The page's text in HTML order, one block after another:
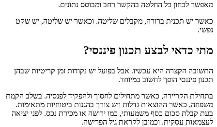
מאפשר לבחון כל החלטה בהקשר רחב ומבוסס נתונים.
כאשר יש תכנית ברורה, מקבלים שליטה. וכאשר יש שליטה, יש שקט
נפשי.
מתי כדאי לבצע תכנון פיננסי?
התשובה הקצרה היא עכשיו. אבל בפועל יש נקודות זמן קריטיות שבהן
תכנון פיננסי הופך לחשוב במיוחד.
בתחילת הקריירה, כאשר מתחילים לחסוך ולהפקיד לפנסיה. בשלב הקמת
משפחה, כאשר ההוצאות גדלות ויש צורך בהגנות ביטוחיות מתאימות.
בעת קבלת סכום כסף משמעותי, כמו ירושה או מכירת נכס. לפני יציאה
לעצמאות עסקית. וכמובן לקראת גיל הפרישה.